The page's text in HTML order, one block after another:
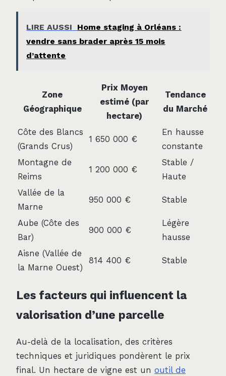
LIRE AUSSI
Home staging à Orléans :
vendre sans brader après 15 mois
d’attente
Zone
Géographique
Prix Moyen
estimé (par
hectare)
Tendance
du Marché
Côte des Blancs
(Grands Crus)
1 650 000 €
En hausse
constante
Montagne de
Reims
1 200 000 €
Stable /
Haute
Vallée de la
Marne
950 000 € Stable
Aube (Côte des
Bar)
900 000 €
Légère
hausse
Aisne (Vallée de
la Marne Ouest)
814 400 € Stable
Les facteurs qui influencent la
valorisation d’une parcelle
Au-delà de la localisation, des critères
techniques et juridiques pondèrent le prix
final. Un hectare de vigne est un outil de